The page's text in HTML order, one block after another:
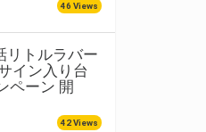
46 Views
リトルラバー
イン入り台
ペーン 開
42 Views